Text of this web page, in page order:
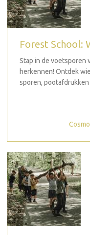
Forest School:
Stap in de voetsporen
herkennen! Ontdek
sporen, pootafdrukken